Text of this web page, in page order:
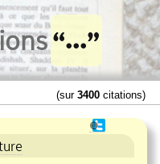
(sur 3400 citations)
❶